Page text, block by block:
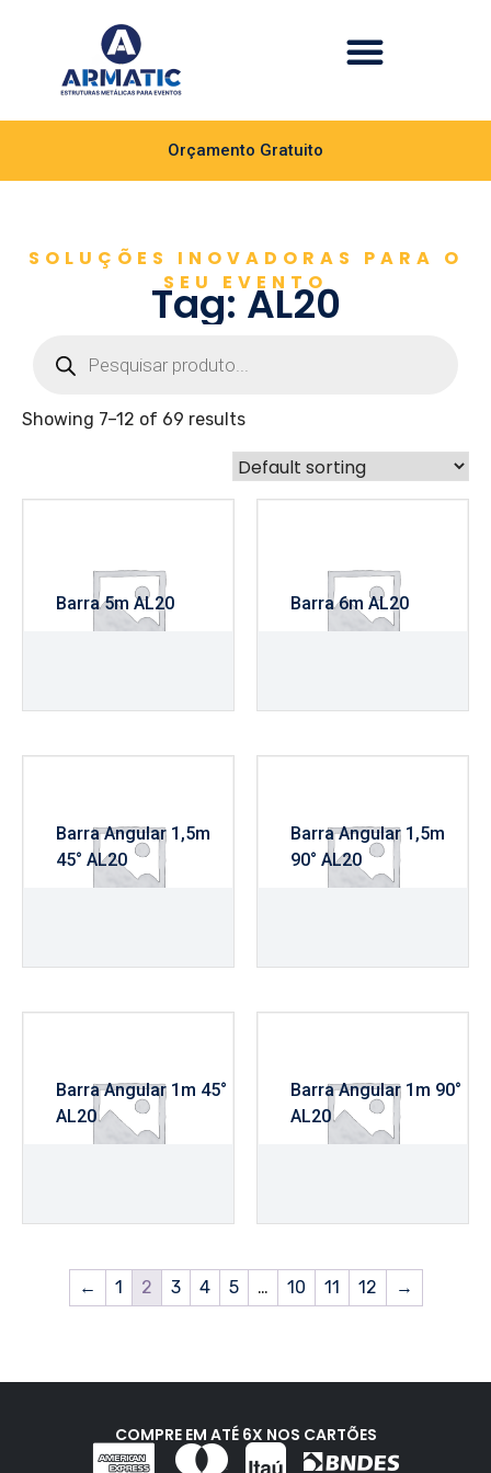
Orçamento Gratuito
SOLUÇÕES INOVADORAS PARA O
SEU EVENTO
Tag: AL20
Showing 7–12 of 69 results
Barra 5m AL20 Barra 6m AL20
Barra Angular 1,5m
45° AL20
Barra Angular 1,5m
90° AL20
Barra Angular 1m 45°
AL20
Barra Angular 1m 90°
AL20
← 1 2 3 4 5 … 10 11 12 →
COMPRE EM ATÉ 6X NOS CARTÕES